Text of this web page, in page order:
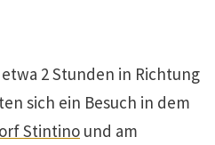
2 Stunden in Richtung
sich ein Besuch in dem
Stintino und am